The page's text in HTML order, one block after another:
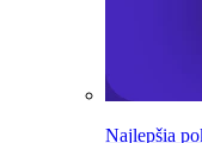
Najlepšia